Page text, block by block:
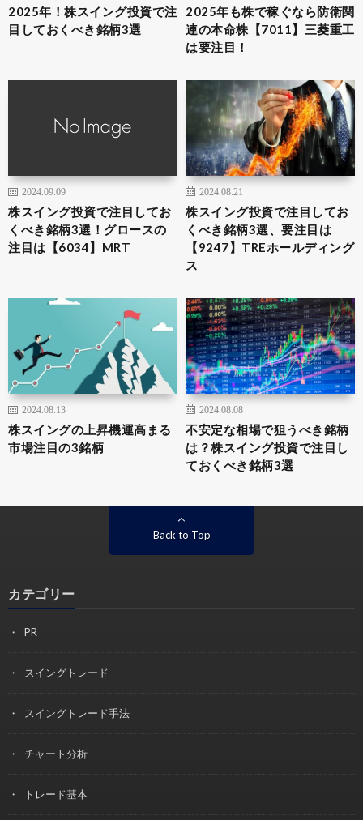
2025年！株スイング投資で注
目しておくべき銘柄3選
2025年も株で稼ぐなら防衛関
連の本命株【7011】三菱重工
は要注目！
2024.09.09
株スイング投資で注目してお
くべき銘柄3選！グロースの
注目は【6034】MRT
2024.08.21
株スイング投資で注目してお
くべき銘柄3選、要注目は
【9247】TREホールディング
ス
2024.08.13
株スイングの上昇機運高まる
市場注目の3銘柄
2024.08.08
不安定な相場で狙うべき銘柄
は？株スイング投資で注目し
ておくべき銘柄3選
Back to Top
カテゴリー
PR
スイングトレード
スイングトレード手法
チャート分析
トレード基本